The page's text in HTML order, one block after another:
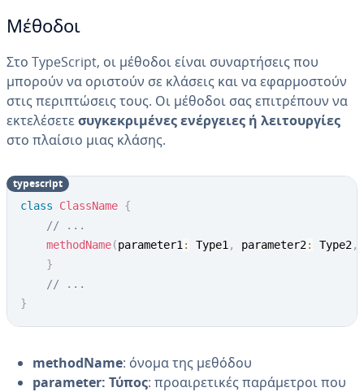
Μέθοδοι
Στο TypeScript, οι μέθοδοι είναι συναρτήσεις που
μπορούν να οριστούν σε κλάσεις και να εφαρμοστούν
στις περιπτώσεις τους. Οι μέθοδοι σας επιτρέπουν να
εκτελέσετε συγκεκριμένες ενέργειες ή λειτουργίες
στο πλαίσιο μιας κλάσης.
class ClassName {
// ...
methodName(parameter1 : Type1 , parameter2: Type2,
}
// ...
}
typescript
methodName: όνομα της μεθόδου
parameter: Τύπος: προαιρετικές παράμετροι που